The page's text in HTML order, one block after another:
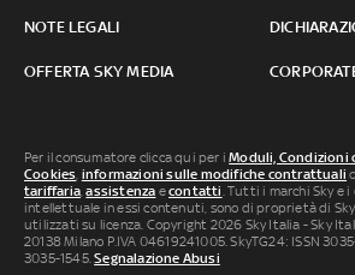
NOTE LEGALI
OFFERTA SKY MEDIA
Per il consumatore clicca qui per iModuli,
Cookies, informazioni sulle modifiche contrattuali
tariffaria,assistenza econtatti. Tutti i marchi Sky
intellettuale in essi contenuti, sono di proprietà di
utilizzati su licenza. Copyright 2026 Sky Italia - Sky
20138 Milano P.IVA 04619241005. SkyTG24: ISSN
3035-1545.Segnalazione Abusi